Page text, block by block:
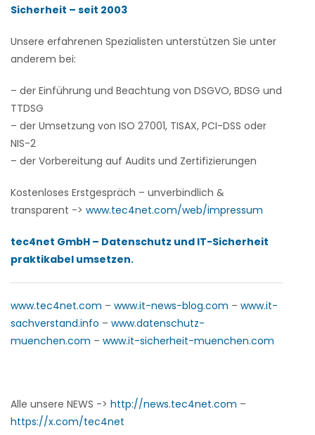
Sicherheit – seit 2003
Unsere erfahrenen Spezialisten unterstützen Sie unter
anderem bei:
– der Einführung und Beachtung von DSGVO, BDSG und
TTDSG
– der Umsetzung von ISO 27001, TISAX, PCI-DSS oder
NIS-2
– der Vorbereitung auf Audits und Zertifizierungen
Kostenloses Erstgespräch – unverbindlich &
transparent -> www.tec4net.com/web/impressum
tec4net GmbH – Datenschutz und IT-Sicherheit
praktikabel umsetzen.
www.tec4net.com – www.it-news-blog.com – www.it-
sachverstand.info – www.datenschutz-
muenchen.com – www.it-sicherheit-muenchen.com
Alle unsere NEWS -> http://news.tec4net.com –
https://x.com/tec4net